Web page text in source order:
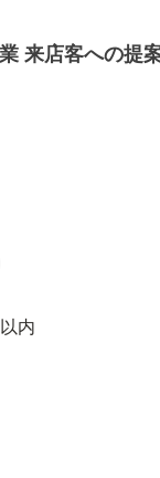
来店客への提
内